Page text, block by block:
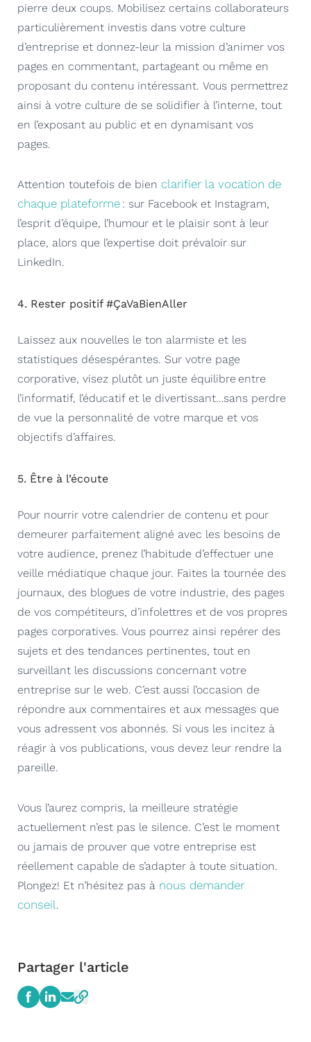
Partager l'article
pierre deux coups. Mobilisez certains collaborateurs
particulièrement investis dans votre culture
d’entreprise et donnez-leur la mission d’animer vos
pages en commentant, partageant ou même en
proposant du contenu intéressant. Vous permettrez
ainsi à votre culture de se solidifier à l’interne, tout
en l’exposant au public et en dynamisant vos
pages.
Attention toutefois de bien clarifier la vocation de
chaque plateforme : sur Facebook et Instagram,
l’esprit d’équipe, l’humour et le plaisir sont à leur
place, alors que l’expertise doit prévaloir sur
LinkedIn.
4. Rester positif #ÇaVaBienAller
Laissez aux nouvelles le ton alarmiste et les
statistiques désespérantes. Sur votre page
corporative, visez plutôt un juste équilibre entre
l’informatif, l’éducatif et le divertissant…sans perdre
de vue la personnalité de votre marque et vos
objectifs d’affaires.
5. Être à l’écoute
Pour nourrir votre calendrier de contenu et pour
demeurer parfaitement aligné avec les besoins de
votre audience, prenez l’habitude d’effectuer une
veille médiatique chaque jour. Faites la tournée des
journaux, des blogues de votre industrie, des pages
de vos compétiteurs, d’infolettres et de vos propres
pages corporatives. Vous pourrez ainsi repérer des
sujets et des tendances pertinentes, tout en
surveillant les discussions concernant votre
entreprise sur le web. C’est aussi l’occasion de
répondre aux commentaires et aux messages que
vous adressent vos abonnés. Si vous les incitez à
réagir à vos publications, vous devez leur rendre la
pareille.
Vous l’aurez compris, la meilleure stratégie
actuellement n’est pas le silence. C’est le moment
ou jamais de prouver que votre entreprise est
réellement capable de s’adapter à toute situation.
Plongez! Et n’hésitez pas à nous demander
conseil.